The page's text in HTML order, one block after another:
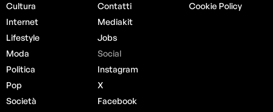
Cultura
Internet
Lifestyle
Moda
Politica
Pop
Società
Contatti
Mediakit
Jobs
Social
Instagram
X
Facebook
Cookie Policy